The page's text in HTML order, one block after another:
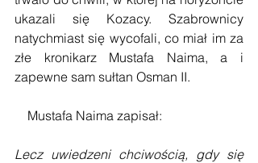
ukazali się Kozacy. Szabrownicy
natychmiast się wycofali, co miał im za
złe kronikarz Mustafa Naima, a i
zapewne sam sułtan Osman II.
    Mustafa Naima zapisał:
Lecz uwiedzeni chciwością, gdy się